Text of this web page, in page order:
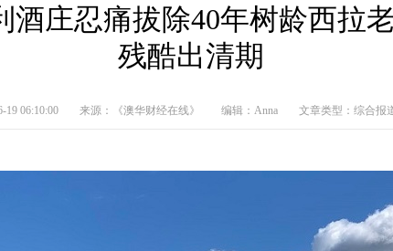
酒庄忍痛拔除40年树龄西拉
残酷出清期
19 06:10:00 来源：《澳华财经在线》 编辑：Anna 文章类型：综合报